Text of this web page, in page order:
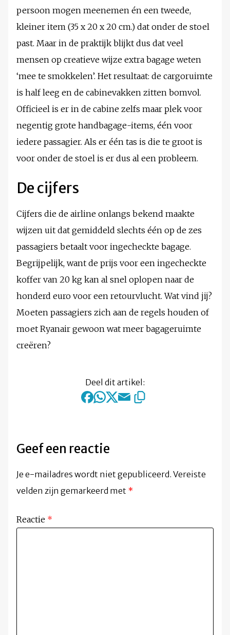
persoon mogen meenemen én een tweede,
kleiner item (35 x 20 x 20 cm.) dat onder de stoel
past. Maar in de praktijk blijkt dus dat veel
mensen op creatieve wijze extra bagage weten
‘mee te smokkelen’. Het resultaat: de cargoruimte
is half leeg en de cabinevakken zitten bomvol.
Officieel is er in de cabine zelfs maar plek voor
negentig grote handbagage-items, één voor
iedere passagier. Als er één tas is die te groot is
voor onder de stoel is er dus al een probleem.
De cijfers
Cijfers die de airline onlangs bekend maakte
wijzen uit dat gemiddeld slechts één op de zes
passagiers betaalt voor ingecheckte bagage.
Begrijpelijk, want de prijs voor een ingecheckte
koffer van 20 kg kan al snel oplopen naar de
honderd euro voor een retourvlucht. Wat vind jij?
Moeten passagiers zich aan de regels houden of
moet Ryanair gewoon wat meer bagageruimte
creëren?
Deel dit artikel:
Geef een reactie
Je e-mailadres wordt niet gepubliceerd. Vereiste
velden zijn gemarkeerd met *
Reactie *